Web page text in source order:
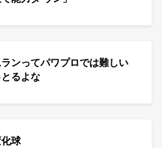
ンってパワプロでは難しい
るよな
球